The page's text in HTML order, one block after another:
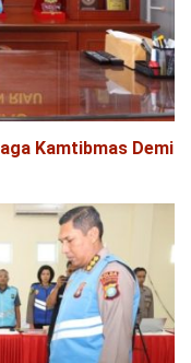
Kamtibmas Demi